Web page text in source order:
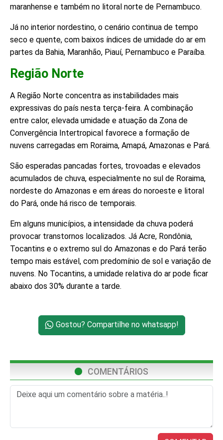
maranhense e também no litoral norte de Pernambuco.
Já no interior nordestino, o cenário continua de tempo
seco e quente, com baixos índices de umidade do ar em
partes da Bahia, Maranhão, Piauí, Pernambuco e Paraíba.
Região Norte
A Região Norte concentra as instabilidades mais
expressivas do país nesta terça-feira. A combinação
entre calor, elevada umidade e atuação da Zona de
Convergência Intertropical favorece a formação de
nuvens carregadas em Roraima, Amapá, Amazonas e Pará.
São esperadas pancadas fortes, trovoadas e elevados
acumulados de chuva, especialmente no sul de Roraima,
nordeste do Amazonas e em áreas do noroeste e litoral
do Pará, onde há risco de temporais.
Em alguns municípios, a intensidade da chuva poderá
provocar transtornos localizados. Já Acre, Rondônia,
Tocantins e o extremo sul do Amazonas e do Pará terão
tempo mais estável, com predomínio de sol e variação de
nuvens. No Tocantins, a umidade relativa do ar pode ficar
abaixo dos 30% durante a tarde.
Gostou? Compartilhe no whatsapp!
COMENTÁRIOS